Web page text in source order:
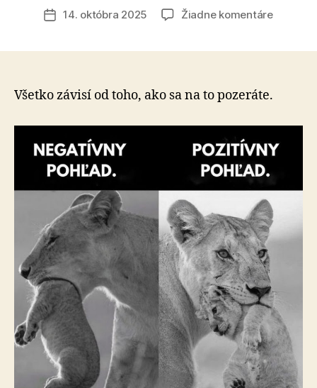
článku
Dátum
14. októbra 2025 Žiadne komentárena
Všetko závisí od toho, ako sa na to pozeráte.